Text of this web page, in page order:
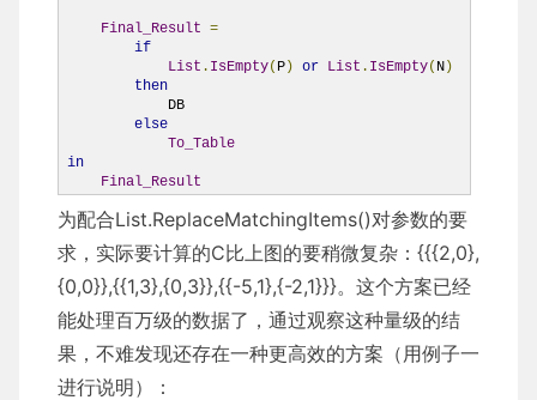
Final_Result =
if
List . IsEmpty( P) or List . IsEmpty( N)
then
            DB
else
To_Table
in
Final_Result
为配合List.ReplaceMatchingItems()对参数的要
求，实际要计算的C比上图的要稍微复杂：{{{2,0},
{0,0}},{{1,3},{0,3}},{{-5,1},{-2,1}}}。这个方案已经
能处理百万级的数据了，通过观察这种量级的结
果，不难发现还存在一种更高效的方案（用例子一
进行说明）：